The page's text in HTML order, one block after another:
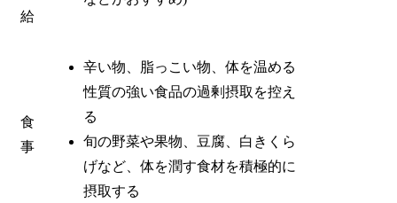
給
食
事
辛い物、脂っこい物、体を温める
性質の強い食品の過剰摂取を控え
る
旬の野菜や果物、豆腐、白きくら
げなど、体を潤す食材を積極的に
摂取する